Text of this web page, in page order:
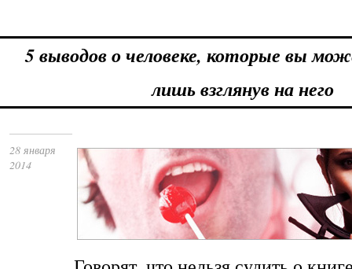
5 выводов о человеке, которые вы
лишь взглянув на него
28 января
2014